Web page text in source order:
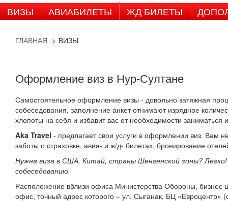
ВИЗЫ АВИАБИЛЕТЫ ЖД БИЛЕТЫ
ГЛАВНАЯ ВИЗЫ
Оформление виз в Нур-Султане
Самостоятельное оформление визы - довольно затяжная
собеседования, заполнение анкет отнимают изрядное
хлопоты на себя и избавит вас от необходимости
Aka Travel - предлагает свои услуги в оформлении виз. Вам
заботы о страховке, авиа- и ж/д- билетах, бронирование
Нужна виза в США, Китай, страны Шенгенской зоны?
собеседованию.
Расположение вблизи офиса Министерства Обороны, бизнес
офис, точный адрес которого – ул. Сыганак, БЦ «Евроцентр»